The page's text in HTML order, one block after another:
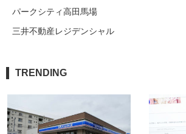
パークシティ高田馬場
三井不動産レジデンシャル
TRENDING